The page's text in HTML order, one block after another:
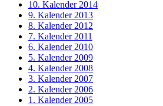
10. Kalender 2014
9. Kalender 2013
8. Kalender 2012
7. Kalender 2011
6. Kalender 2010
5. Kalender 2009
4. Kalender 2008
3. Kalender 2007
2. Kalender 2006
1. Kalender 2005